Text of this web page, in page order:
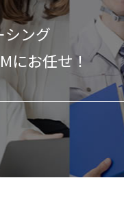
シング
にお任せ！